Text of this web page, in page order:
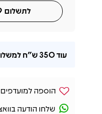
לתשלום
עוד350 ש"ח
הוספה למועדפים
שלחו הודעה